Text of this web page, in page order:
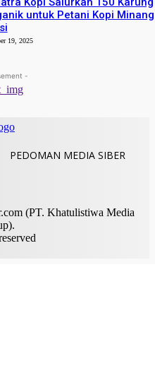
untuk Petani Kopi Minang
19, 2025
-
PEDOMAN MEDIA SIBER
(PT. Khatulistiwa Media